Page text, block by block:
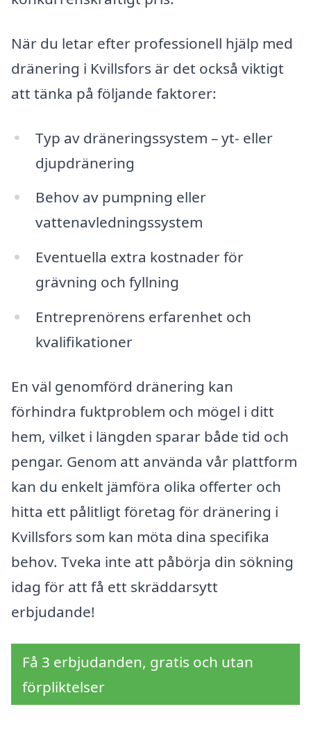
När du letar efter professionell hjälp med
dränering i Kvillsfors är det också viktigt
att tänka på följande faktorer:
Typ av dräneringssystem – yt- eller
djupdränering
Behov av pumpning eller
vattenavledningssystem
Eventuella extra kostnader för
grävning och fyllning
Entreprenörens erfarenhet och
kvalifikationer
En väl genomförd dränering kan
förhindra fuktproblem och mögel i ditt
hem, vilket i längden sparar både tid och
pengar. Genom att använda vår plattform
kan du enkelt jämföra olika offerter och
hitta ett pålitligt företag för dränering i
Kvillsfors som kan möta dina specifika
behov. Tveka inte att påbörja din sökning
idag för att få ett skräddarsytt
erbjudande!
Få 3 erbjudanden, gratis och utan
förpliktelser